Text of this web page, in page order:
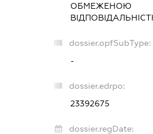
ОБМЕЖЕНОЮ
dossier.opfSubType:
-
dossier.edrpo:
23392675
dossier.regDate: